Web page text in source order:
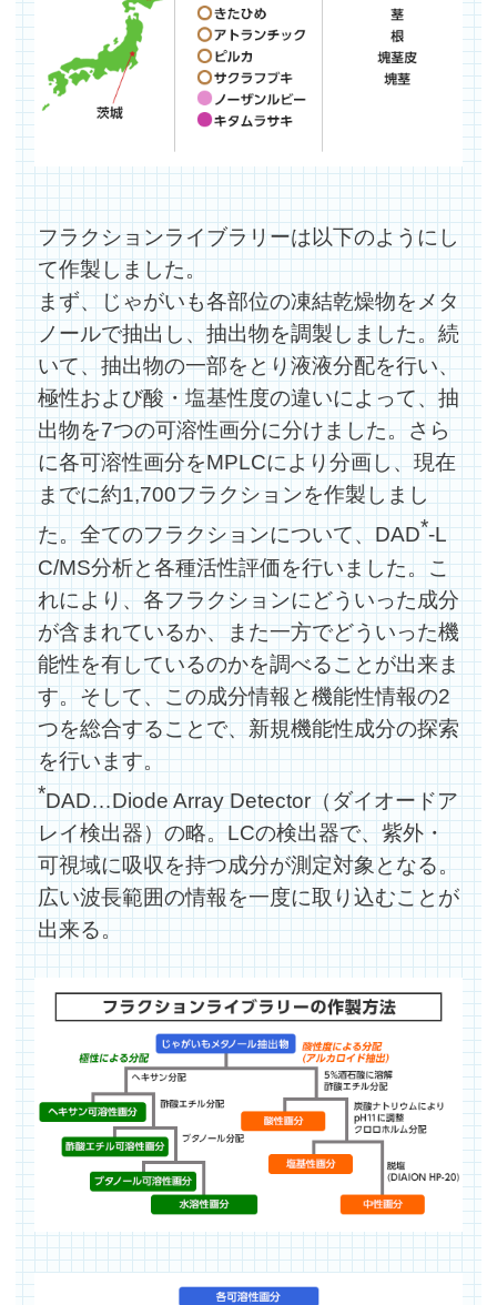
フラクションライブラリーは以下のようにし
て作製しました。
まず、じゃがいも各部位の凍結乾燥物をメタ
ノールで抽出し、抽出物を調製しました。続
いて、抽出物の一部をとり液液分配を行い、
極性および酸・塩基性度の違いによって、抽
出物を7つの可溶性画分に分けました。さら
に各可溶性画分をMPLCにより分画し、現在
までに約1,700フラクションを作製しまし
た。全てのフラクションについて、DAD*-L
C/MS分析と各種活性評価を行いました。こ
れにより、各フラクションにどういった成分
が含まれているか、また一方でどういった機
能性を有しているのかを調べることが出来ま
す。そして、この成分情報と機能性情報の2
つを総合することで、新規機能性成分の探索
を行います。
*DAD…Diode Array Detector（ダイオードア
レイ検出器）の略。LCの検出器で、紫外・
可視域に吸収を持つ成分が測定対象となる。
広い波長範囲の情報を一度に取り込むことが
出来る。